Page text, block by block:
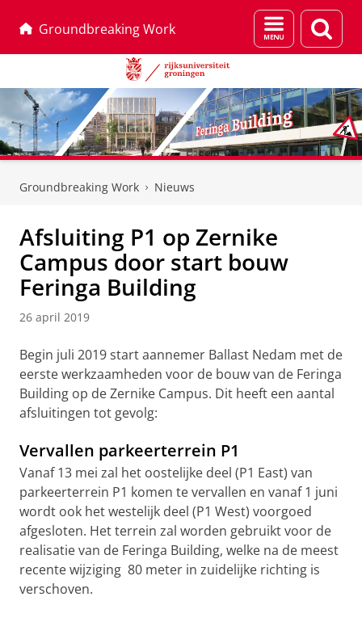
Groundbreaking Work
Menu
en
Groundbreaking Work Nieuws
Afsluiting P1 op Zernike
Campus door start bouw
Feringa Building
26 april 2019
Begin juli 2019 start aannemer Ballast Nedam met de
eerste werkzaamheden voor de bouw van de Feringa
Building op de Zernike Campus. Dit heeft een aantal
afsluitingen tot gevolg:
Vervallen parkeerterrein P1
Vanaf 13 mei zal het oostelijke deel (P1 East) van
parkeerterrein P1 komen te vervallen en vanaf 1 juni
wordt ook het westelijk deel (P1 West) voorgoed
afgesloten. Het terrein zal worden gebruikt voor de
realisatie van de Feringa Building, welke na de meest
recente wijziging 80 meter in zuidelijke richting is
verschoven.